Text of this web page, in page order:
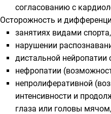
согласованию с
Осторожность и
занятиях видами
нарушении
дистальной нейропатии
нефропатии
непролиферативной
интенсивности и
глаза или головы